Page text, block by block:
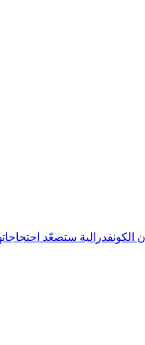
الكونفدرالية ستصعّد